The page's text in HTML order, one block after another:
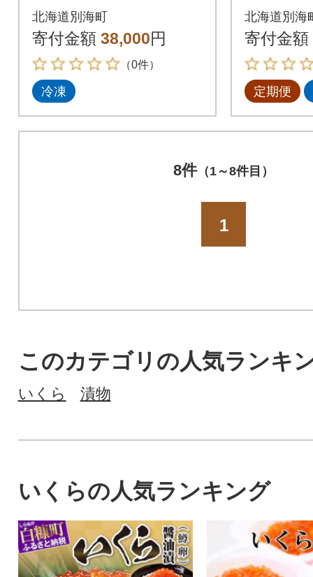
ッキ貝 1kg(24粒前後)
北海道別海町
寄付金額 38,000円
（0件）
冷凍
セット4
くら醤
身・ほ
北海道別海
寄付金額
定期便
8件（1～8件目）
1
このカテゴリの人気ランキ
いくら 漬物
いくらの人気ランキング